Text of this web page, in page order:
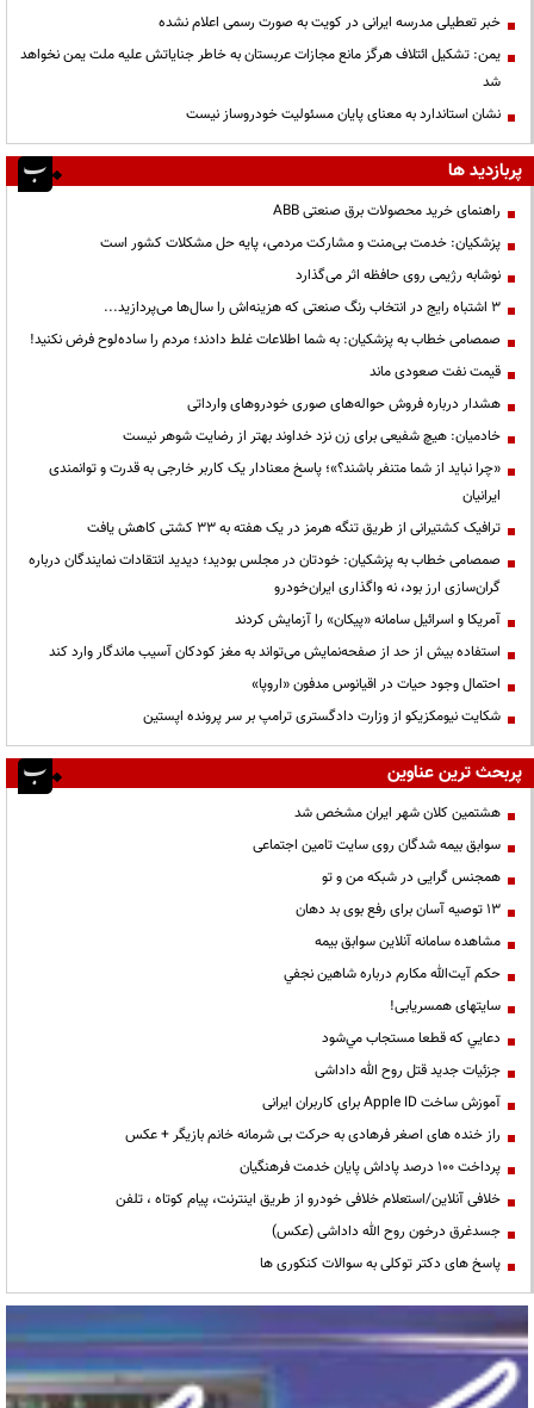
خبر تعطیلی مدرسه ایرانی در کویت به صورت رسمی اعلام نشده
یمن: تشکیل ائتلاف هرگز مانع مجازات عربستان به خاطر جنایاتش علیه ملت یمن نخواهد
شد
نشان استاندارد به معنای پایان مسئولیت خودروساز نیست
پربازدید ها
راهنمای خرید محصولات برق صنعتی ABB
پزشکیان: خدمت بی‌منت و مشارکت مردمی، پایه حل مشکلات کشور است
نوشابه رژیمی روی حافظه اثر می‌گذارد
3 اشتباه رایج در انتخاب رنگ صنعتی که هزینه‌اش را سال‌ها می‌پردازید...
صمصامی خطاب به پزشکیان: به شما اطلاعات غلط دادند؛ مردم را ساده‌لوح فرض نکنید!
قیمت نفت صعودی ماند
هشدار درباره فروش حواله‌های صوری خودروهای وارداتی
خادمیان: هیچ شفیعی برای زن نزد خداوند بهتر از رضایت شوهر نیست
«چرا نباید از شما متنفر باشند؟»؛ پاسخ معنادار یک کاربر خارجی به قدرت و توانمندی
ایرانیان
ترافیک کشتیرانی از طریق تنگه هرمز در یک هفته به ۳۳ کشتی کاهش یافت
صمصامی خطاب به پزشکیان: خودتان در مجلس بودید؛ دیدید انتقادات نمایندگان درباره
گران‌سازی ارز بود، نه واگذاری ایران‌خودرو
آمریکا و اسرائیل سامانه «پیکان» را آزمایش کردند
استفاده بیش از حد از صفحه‌نمایش می‌تواند به مغز کودکان آسیب ماندگار وارد کند
احتمال وجود حیات در اقیانوس مدفون «اروپا»
شکایت نیومکزیکو از وزارت دادگستری ترامپ بر سر پرونده اپستین
پربحث ترین عناوین
هشتمین کلان شهر ایران مشخص شد
سوابق بیمه شدگان روی سایت تامین اجتماعی
همجنس گرایی در شبکه من و تو
13 توصیه آسان برای رفع بوی بد دهان
مشاهده سامانه آنلاين سوابق بیمه
حكم آيت‌الله مكارم درباره شاهين نجفي
سایتهای همسریابی!
دعايي كه قطعا مستجاب مي‌شود
جزئیات جدید قتل روح الله داداشی
آموزش ساخت Apple ID برای کاربران ایرانی
راز خنده های اصغر فرهادی به حرکت بی شرمانه خانم بازیگر + عکس
پرداخت ۱۰۰ درصد پاداش پایان خدمت فرهنگیان
خلافی آنلاین/استعلام خلافی خودرو از طریق اینترنت، پیام کوتاه ، تلفن
جسدغرق درخون روح الله داداشی (عکس)
پاسخ های دکتر توکلی به سوالات کنکوری ها